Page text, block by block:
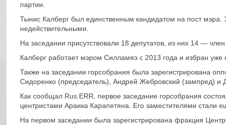
партии.
Тынис Калберг был единственным кандидатом на пост
недействительными.
На заседании присутствовали 18 депутатов, из них 14 —
Калберг работает мэром Силламяэ с 2013 года и избран уже
Также на заседании горсобрания была зарегистрирована
Сидоренко (председатель), Андрей Жебровский (зампред) и
Как сообщал Rus.ERR, первое заседание горсобрания
центристами Араика Карапетяна. Его заместителями
На первом заседании была зарегистрирована фракция